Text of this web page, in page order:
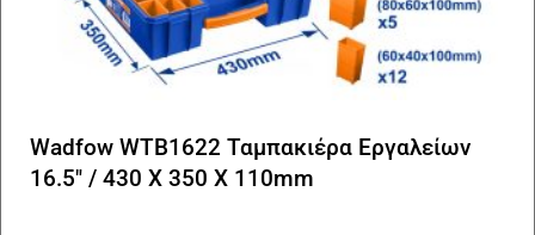
Wadfow WTB1622 Ταμπακιέρα Εργαλείων
16.5″ / 430 Χ 350 Χ 110mm